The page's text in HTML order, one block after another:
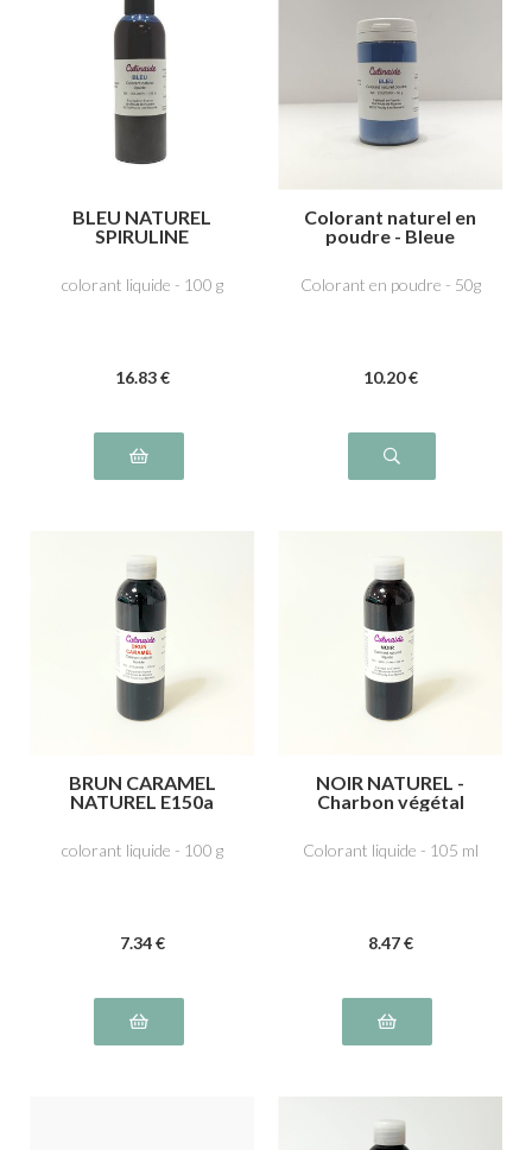
BLEU NATUREL
SPIRULINE
colorant liquide - 100 g
16.83 €
Colorant naturel en
poudre - Bleue
Colorant en poudre - 50g
10.20 €
BRUN CARAMEL
NATUREL E150a
colorant liquide - 100 g
7.34 €
NOIR NATUREL -
Charbon végétal
Colorant liquide - 105 ml
8.47 €